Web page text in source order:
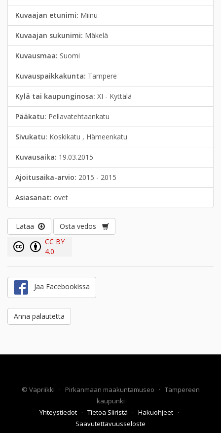
Kuvaajan etunimi: Miinu
Kuvaajan sukunimi: Mäkelä
Kuvausmaa: Suomi
Kuvauspaikkakunta: Tampere
Kylä tai kaupunginosa: XI - Kyttälä
Pääkatu: Pellavatehtaankatu
Sivukatu: Koskikatu , Hämeenkatu
Kuvausaika: 19.03.2015
Ajoitusaika-arvio: 2015 - 2015
Asiasanat: ovet
Lataa
Osta vedos
CC BY
4.0
Jaa Facebookissa
Anna palautetta
© Vapriikki · Pirkanmaan maakuntamuseo · Tampereen
kaupunki
Yhteystiedot · Tietoa Siiristä · Hakuohjeet ·
Saavutettavuusseloste